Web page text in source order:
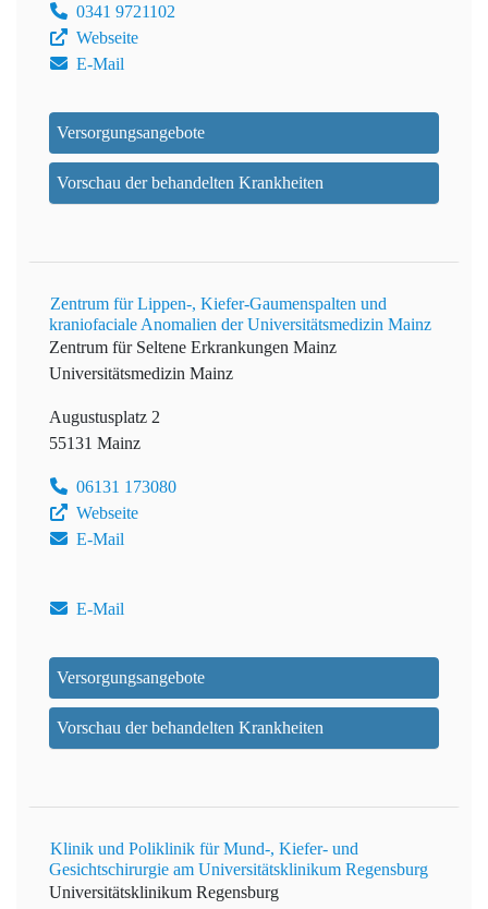
0341 9721102
Webseite
E-Mail
Versorgungsangebote
Vorschau der behandelten Krankheiten
Zentrum für Lippen-, Kiefer-Gaumenspalten und
kraniofaciale Anomalien der Universitätsmedizin Mainz
Zentrum für Seltene Erkrankungen Mainz
Universitätsmedizin Mainz
Augustusplatz 2
55131 Mainz
06131 173080
Webseite
E-Mail
E-Mail
Versorgungsangebote
Vorschau der behandelten Krankheiten
Klinik und Poliklinik für Mund-, Kiefer- und
Gesichtschirurgie am Universitätsklinikum Regensburg
Universitätsklinikum Regensburg